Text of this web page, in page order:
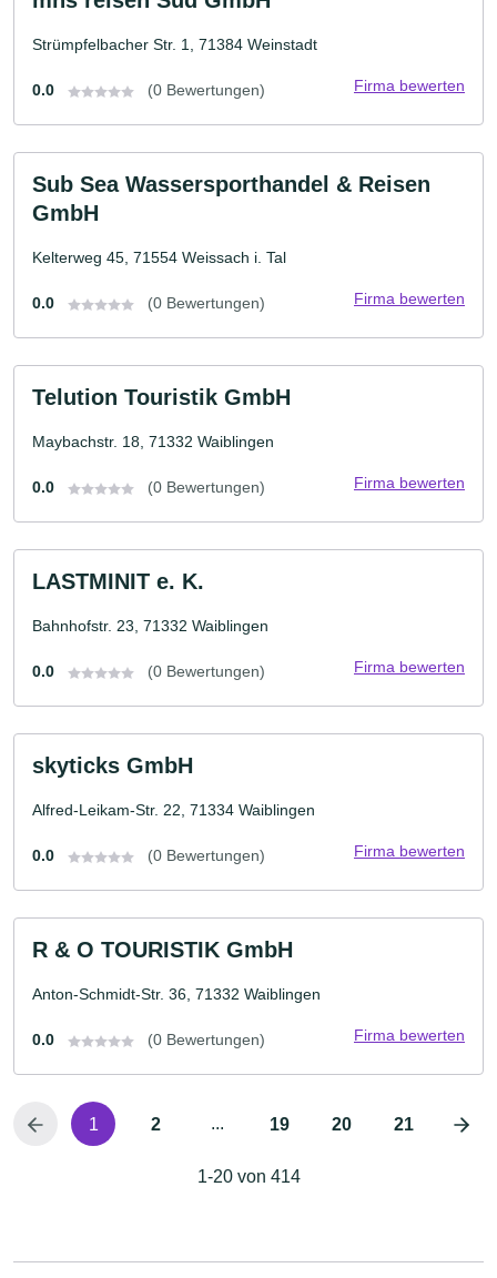
Strümpfelbacher Str. 1, 71384 Weinstadt
0.0 (0 Bewertungen) Firma bewerten
Sub Sea Wassersporthandel & Reisen
GmbH
Kelterweg 45, 71554 Weissach i. Tal
0.0 (0 Bewertungen) Firma bewerten
Telution Touristik GmbH
Maybachstr. 18, 71332 Waiblingen
0.0 (0 Bewertungen) Firma bewerten
LASTMINIT e. K.
Bahnhofstr. 23, 71332 Waiblingen
0.0 (0 Bewertungen) Firma bewerten
skyticks GmbH
Alfred-Leikam-Str. 22, 71334 Waiblingen
0.0 (0 Bewertungen) Firma bewerten
R & O TOURISTIK GmbH
Anton-Schmidt-Str. 36, 71332 Waiblingen
0.0 (0 Bewertungen) Firma bewerten
1 2 ... 19 20 21
1-20 von 414